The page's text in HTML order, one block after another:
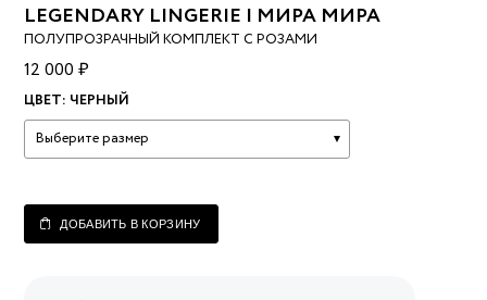
LEGENDARY LINGERIE | МИРА МИРА
ПОЛУПРОЗРАЧНЫЙ КОМПЛЕКТ С РОЗАМИ
12 000 ₽
ЦВЕТ: ЧЕРНЫЙ
Выберите размер
ДОБАВИТЬ В КОРЗИНУ